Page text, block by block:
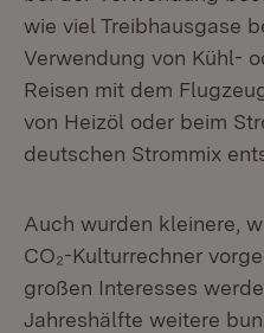
wie viel Treibhausgase
Verwendung von Kühl-
Reisen mit dem
von Heizöl oder beim
deutschen Strommix
Auch wurden kleinere,
CO₂-Kulturrechner
großen Interesses
Jahreshälfte weitere